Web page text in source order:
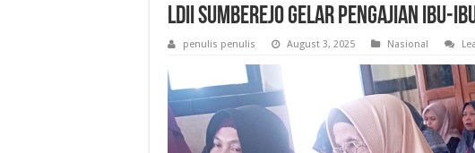
LDII Sumberejo Gelar Pengajian Ibu-
penulis penulis August 3, 2025 Nasional